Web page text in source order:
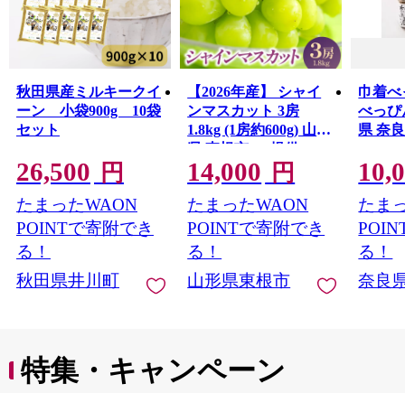
秋田県産ミルキークイ
ーン 小袋900g 10袋
セット
26,500 円
たまったWAON
POINTで寄附でき
る！
秋田県井川町
【2026年産】 シャイ
ンマスカット 3房
1.8kg (1房約600g) 山形
県 東根市 JA提供
hi001-052
14,000 円
たまったWAON
POINTで寄附でき
る！
山形県東根市
巾着
べっぴ
県 奈
たま
る！
奈良
特集・キャンペーン